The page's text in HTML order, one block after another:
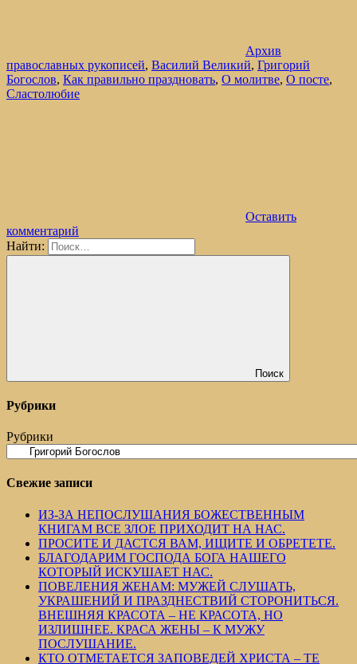
Архив
православных рукописей, Василий Великий, Григорий
Богослов, Как правильно праздновать, О молитве, О посте,
Сластолюбие
Оставить
комментарий
Найти:
Поиск
Рубрики
Рубрики
Свежие записи
ИЗ-ЗА НЕПОСЛУШАНИЯ БОЖЕСТВЕННЫМ
КНИГАМ ВСЕ ЗЛОЕ ПРИХОДИТ НА НАС.
ПРОСИТЕ И ДАСТСЯ ВАМ, ИЩИТЕ И ОБРЕТЕТЕ.
БЛАГОДАРИМ ГОСПОДА БОГА НАШЕГО
КОТОРЫЙ ИСКУШАЕТ НАС.
ПОВЕЛЕНИЯ ЖЕНАМ: МУЖЕЙ СЛУШАТЬ,
УКРАШЕНИЙ И ПРАЗДНЕСТВИЙ СТОРОНИТЬСЯ.
ВНЕШНЯЯ КРАСОТА – НЕ КРАСОТА, НО
ИЗЛИШНЕЕ. КРАСА ЖЕНЫ – К МУЖУ
ПОСЛУШАНИЕ.
КТО ОТМЕТАЕТСЯ ЗАПОВЕДЕЙ ХРИСТА – ТЕ